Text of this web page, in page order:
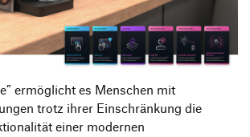
ermöglicht es Menschen mit
trotz ihrer Einschränkung die
einer modernen